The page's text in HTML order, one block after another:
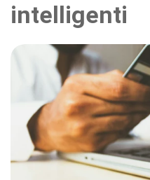
intelligenti